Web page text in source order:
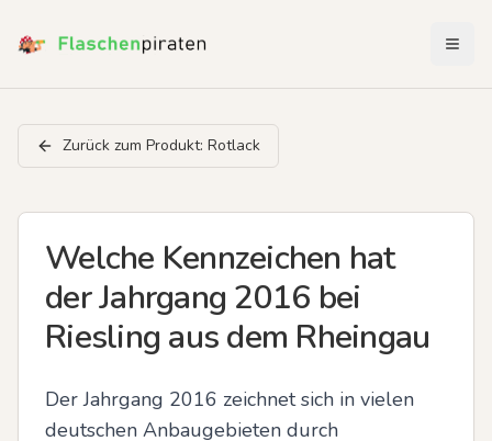
Zurück zum Produkt: Rotlack
Welche Kennzeichen hat
der Jahrgang 2016 bei
Riesling aus dem Rheingau
Der Jahrgang 2016 zeichnet sich in vielen
deutschen Anbaugebieten durch